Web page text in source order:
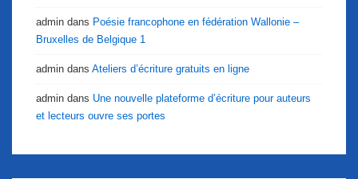
admin dans Poésie francophone en fédération Wallonie –
Bruxelles de Belgique 1
admin dans Ateliers d’écriture gratuits en ligne
admin dans Une nouvelle plateforme d’écriture pour auteurs
et lecteurs ouvre ses portes